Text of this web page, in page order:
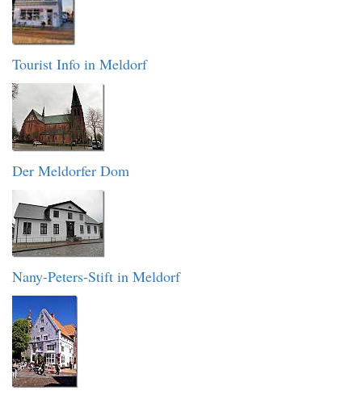
Tourist Info in Meldorf
Der Meldorfer Dom
Nany-Peters-Stift in Meldorf